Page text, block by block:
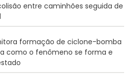
entre caminhões seguida de
formação de ciclone-bomba
como o fenômeno se forma e